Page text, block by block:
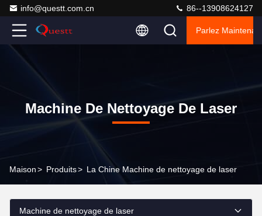
info@questt.com.cn 86--13908624127
Parlez
Machine De Nettoyage De Laser
Maison> Produits> La Chine Machine de nettoyage de laser
Machine de nettoyage de laser